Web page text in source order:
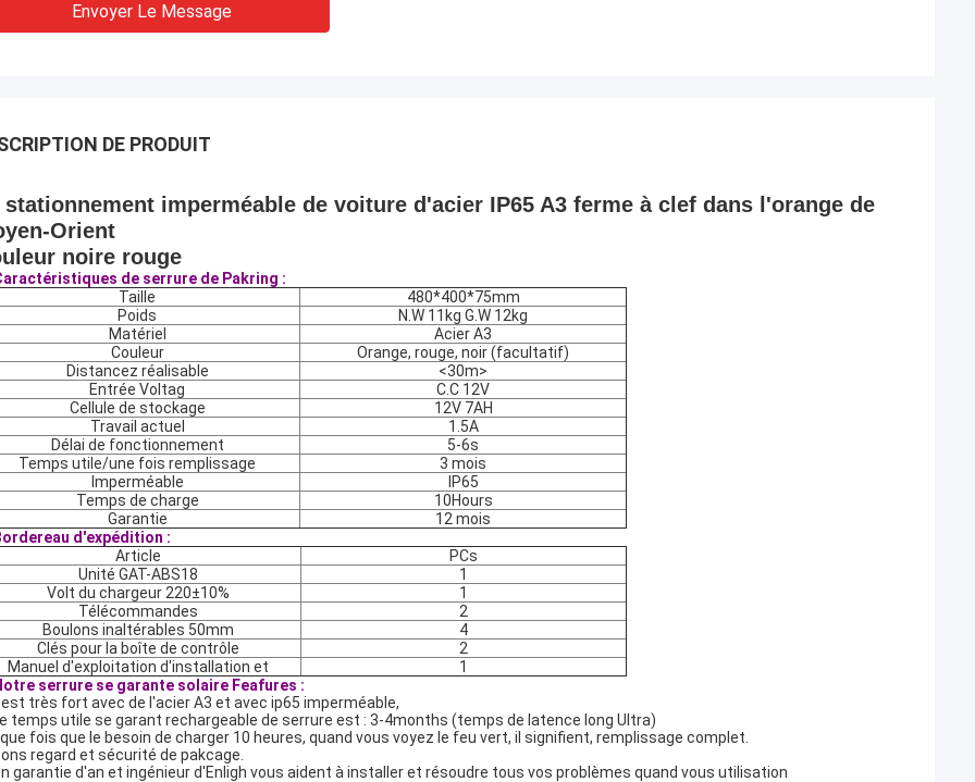
Envoyer Le Message
DE PRODUIT
stationnement imperméable de voiture d'acier IP65 A3 ferme à clef dans l'orange de
Orient
noire rouge
de serrure de Pakring :
Taille
480*400*75mm
Poids
N.W 11kg G.W 12kg
Matériel
Acier A3
Couleur
Orange, rouge, noir (facultatif)
Distancez réalisable
<30m>
Entrée Voltag
C.C 12V
Cellule de stockage
12V 7AH
Travail actuel
1.5A
Délai de fonctionnement
5-6s
Temps utile/une fois remplissage
3 mois
Imperméable
IP65
Temps de charge
10Hours
Garantie
12 mois
d'expédition :
Article
PCs
Unité GAT-ABS18
1
Volt du chargeur 220±10%
1
Télécommandes
2
Boulons inaltérables 50mm
4
Clés pour la boîte de contrôle
2
Manuel d'exploitation d'installation et
1
serrure se garante solaire Feafures :
Il est très fort avec de l'acier A3 et avec ip65 imperméable,
temps utile se garant rechargeable de serrure est : 3-4months (temps de latence long Ultra)
fois que le besoin de charger 10 heures, quand vous voyez le feu vert, il signifient, remplissage complet.
regard et sécurité de pakcage.
garantie d'an et ingénieur d'Enligh vous aident à installer et résoudre tous vos problèmes quand vous utilisation